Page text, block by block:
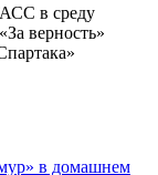
в среду
верность»
в домашнем